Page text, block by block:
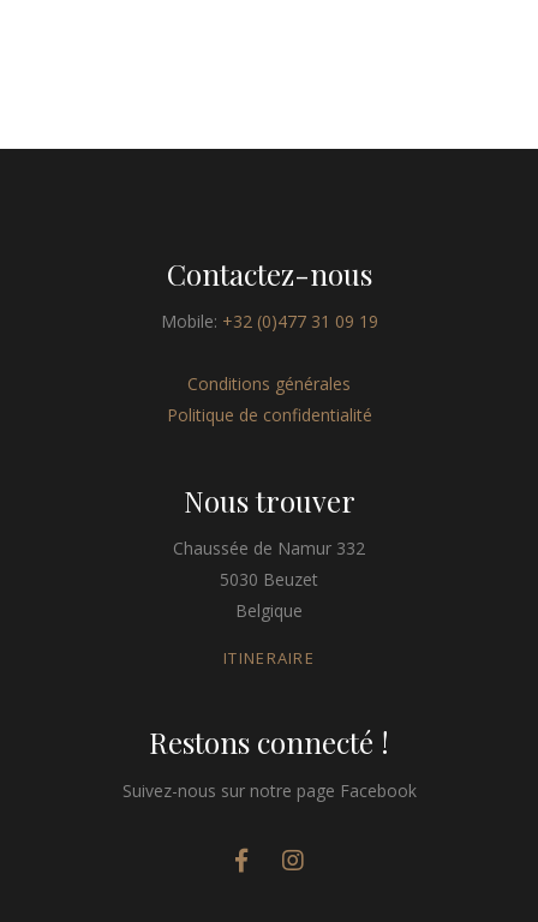
Contactez-nous
Mobile: +32 (0)477 31 09 19
Conditions générales
Politique de confidentialité
Nous trouver
Chaussée de Namur 332
5030 Beuzet
Belgique
ITINERAIRE
Restons connecté !
Suivez-nous sur notre page Facebook